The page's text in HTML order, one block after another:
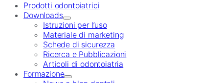
Prodotti odontoiatrici
Downloads
Istruzioni per l’uso
Materiale di marketing
Schede di sicurezza
Ricerca e Pubblicazioni
Articoli di odontoiatria
Formazione